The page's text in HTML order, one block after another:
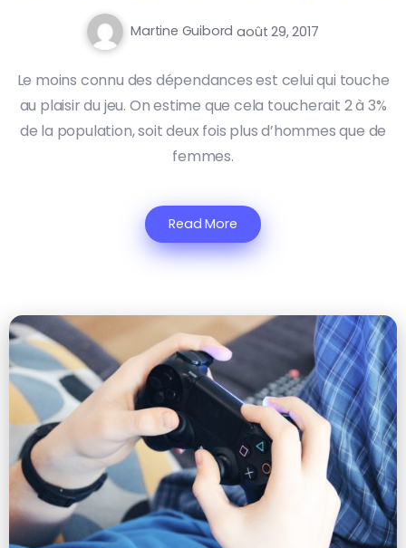
Martine Guibord août 29, 2017
Le moins connu des dépendances est celui qui touche
au plaisir du jeu. On estime que cela toucherait 2 à 3%
de la population, soit deux fois plus d’hommes que de
femmes.
Read More